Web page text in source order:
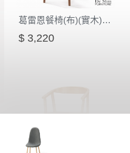
葛雷恩餐椅(布)(實木)(MI-964)
$ 3,220